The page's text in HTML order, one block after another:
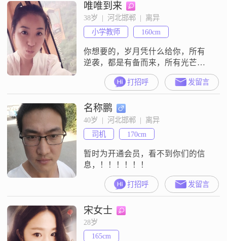
唯唯到来
38岁  |  河北邯郸  |  离异
小学教师
160cm
你想要的，岁月凭什么给你，所有
逆袭，都是有备而来，所有光芒，
需要时间才能被看到，所有幸运，
都是努力押下的伏笔。
打招呼 发留言
名称鹏
40岁  |  河北邯郸  |  离异
司机
170cm
暂时为开通会员，看不到你们的信
息，！！！！！！
打招呼 发留言
宋女士
28岁
165cm